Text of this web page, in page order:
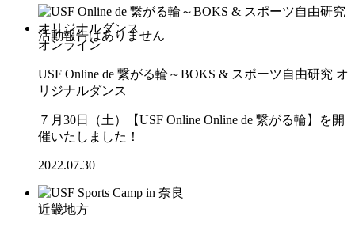
オンライン
USF Online de 繋がる輪～BOKS & スポーツ自由研究 オ
リジナルダンス
７月30日（土）【USF Online Online de 繋がる輪】を開
催いたしました！
2022.07.30
近畿地方